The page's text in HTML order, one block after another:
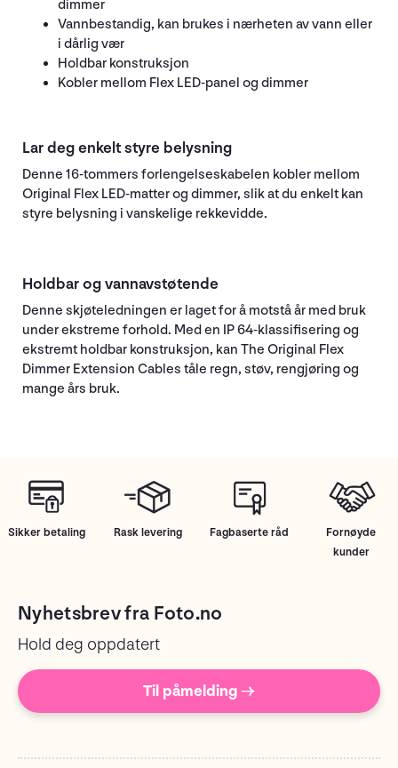
dimmer
Vannbestandig, kan brukes i nærheten av vann eller
i dårlig vær
Holdbar konstruksjon
Kobler mellom Flex LED-panel og dimmer
Lar deg enkelt styre belysning
Denne 16-tommers forlengelseskabelen kobler mellom
Original Flex LED-matter og dimmer, slik at du enkelt kan
styre belysning i vanskelige rekkevidde.
Holdbar og vannavstøtende
Denne skjøteledningen er laget for å motstå år med bruk
under ekstreme forhold. Med en IP 64-klassifisering og
ekstremt holdbar konstruksjon, kan The Original Flex
Dimmer Extension Cables tåle regn, støv, rengjøring og
mange års bruk.
Sikker betaling Rask levering Fagbaserte råd
Fornøyde
kunder
Nyhetsbrev fra Foto.no
Hold deg oppdatert
Til påmelding →